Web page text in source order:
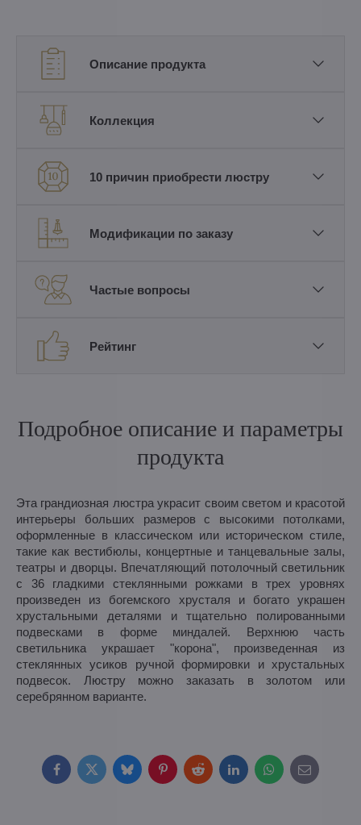
Описание продукта
Коллекция
10 причин приобрести люстру
Модификации по заказу
Частые вопросы
Рейтинг
Подробное описание и параметры
продукта
Эта грандиозная люстра украсит своим светом и красотой
интерьеры больших размеров с высокими потолками,
оформленные в классическом или историческом стиле,
такие как вестибюлы, концертные и танцевальные залы,
театры и дворцы. Впечатляющий потолочный светильник
с 36 гладкими стеклянными рожками в трех уровнях
произведен из богемского хрусталя и богато украшен
хрустальными деталями и тщательно полированными
подвесками в форме миндалей. Верхнюю часть
светильника украшает "корона", произведенная из
стеклянных усиков ручной формировки и хрустальных
подвесок. Люстру можно заказать в золотом или
серебрянном варианте.
FacebookTwitterBlueskyPinterestRedditLinkedInWhatsApp
E-
mail